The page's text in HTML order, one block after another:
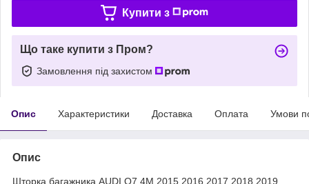
Купити з
Що таке купити з Пром?
Замовлення під захистом
Опис Характеристики Доставка Оплата Умови
Опис
Шторка багажника AUDI Q7 4M 2015 2016 2017 2018 2019